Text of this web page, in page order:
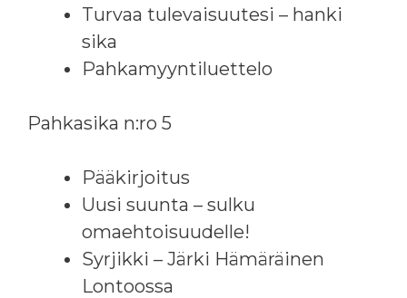
Turvaa tulevaisuutesi – hanki
sika
Pahkamyyntiluettelo
Pahkasika n:ro 5
Pääkirjoitus
Uusi suunta – sulku
omaehtoisuudelle!
Syrjikki – Järki Hämäräinen
Lontoossa